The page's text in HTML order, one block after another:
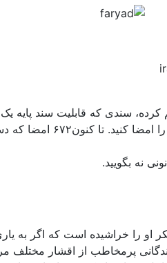
کرده، سندی که قابلیت سند
نه بگویید.
او را خراشیده است که اگر
پرمخاطب از اقشار